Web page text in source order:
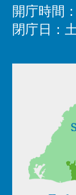
開庁時間
閉庁日：